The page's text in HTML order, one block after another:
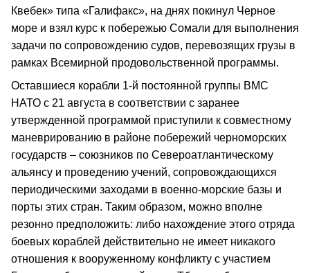
Квебек» типа «Галифакс», на днях покинул Черное
море и взял курс к побережью Сомали для выполнения
задачи по сопровождению судов, перевозящих грузы в
рамках Всемирной продовольственной программы.
Оставшиеся корабли 1-й постоянной группы ВМС
НАТО с 21 августа в соответствии с заранее
утвержденной программой приступили к совместному
маневрированию в районе побережий черноморских
государств – союзников по Североатлантическому
альянсу и проведению учений, сопровождающихся
периодическими заходами в военно-морские базы и
порты этих стран. Таким образом, можно вполне
резонно предположить: либо нахождение этого отряда
боевых кораблей действительно не имеет никакого
отношения к вооруженному конфликту с участием